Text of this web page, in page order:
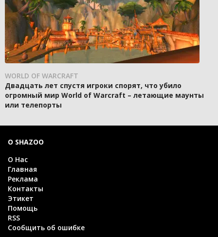
WORLD OF WARCRAFT
Двадцать лет спустя игроки спорят, что убило
огромный мир World of Warcraft – летающие маунты
или телепорты
О SHAZOO
О Нас
Главная
Реклама
Контакты
Этикет
Помощь
RSS
Сообщить об ошибке